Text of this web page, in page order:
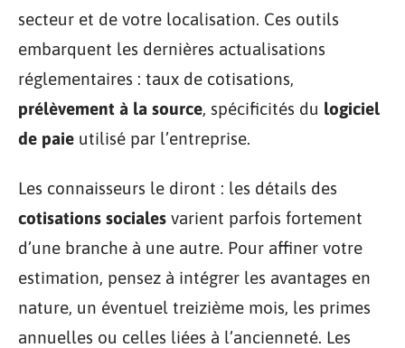
secteur et de votre localisation. Ces outils
embarquent les dernières actualisations
réglementaires : taux de cotisations,
prélèvement à la source, spécificités du logiciel
de paie utilisé par l’entreprise.
Les connaisseurs le diront : les détails des
cotisations sociales varient parfois fortement
d’une branche à une autre. Pour affiner votre
estimation, pensez à intégrer les avantages en
nature, un éventuel treizième mois, les primes
annuelles ou celles liées à l’ancienneté. Les